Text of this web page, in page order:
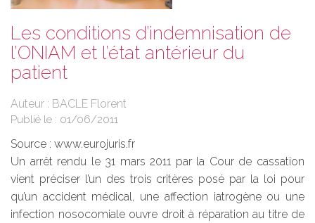
Les conditions d’indemnisation de
l’ONIAM et l’état antérieur du
patient
Auteur : BACLE Florent
Publié le : 01/06/2011
Source : www.eurojuris.fr
Un arrêt rendu le 31 mars 2011 par la Cour de cassation
vient préciser l’un des trois critères posé par la loi pour
qu’un accident médical, une affection iatrogène ou une
infection nosocomiale ouvre droit à réparation au titre de